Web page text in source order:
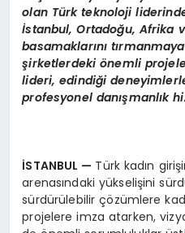
olan Türk teknoloji
İstanbul, Ortadoğu, Afrika
basamaklarını
şirketlerdeki önemli
lideri, edindiği
profesyonel danışmanlık
İSTANBUL — Türk kadın
arenasındaki yükselişini
sürdürülebilir çözümlere
projelere imza atarken,